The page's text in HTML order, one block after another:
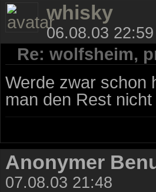
whisky
06.08.03 22:59
Re: wolfsheim,
Werde zwar schon
man den Rest
Anonymer
07.08.03 21:48